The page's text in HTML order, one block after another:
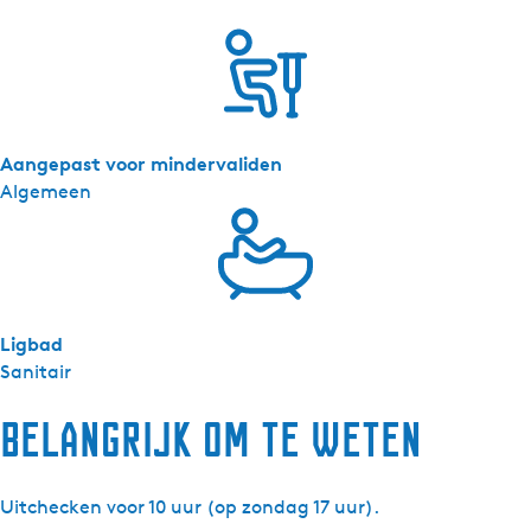
Algemeen
Aangepast voor mindervaliden
Sanitair
Ligbad
Belangrijk om te weten
Uitchecken voor 10 uur (op zondag 17 uur).
e
s
i
d
r